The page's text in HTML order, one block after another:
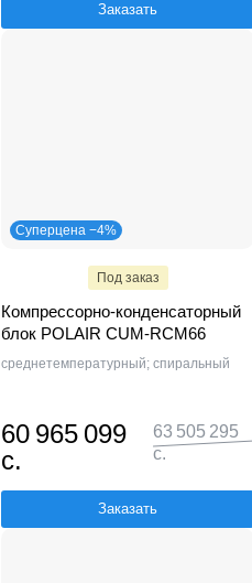
Заказать
Суперцена −4%
Под заказ
Компрессорно-конденсаторный
блок POLAIR CUM-RCM66
среднетемпературный; спиральный
60 965 099
с.
63 505 295
с.
Заказать